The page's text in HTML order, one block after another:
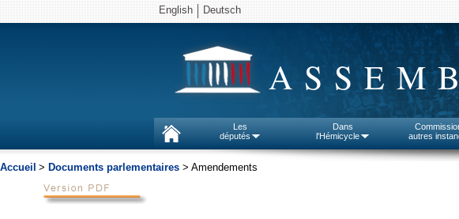
English Deutsch
Les
députés
Dans
l'Hémicycle
autres
Accueil > Documents parlementaires > Amendements